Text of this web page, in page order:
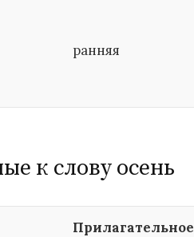
ранняя
к слову осень
Прилагательное